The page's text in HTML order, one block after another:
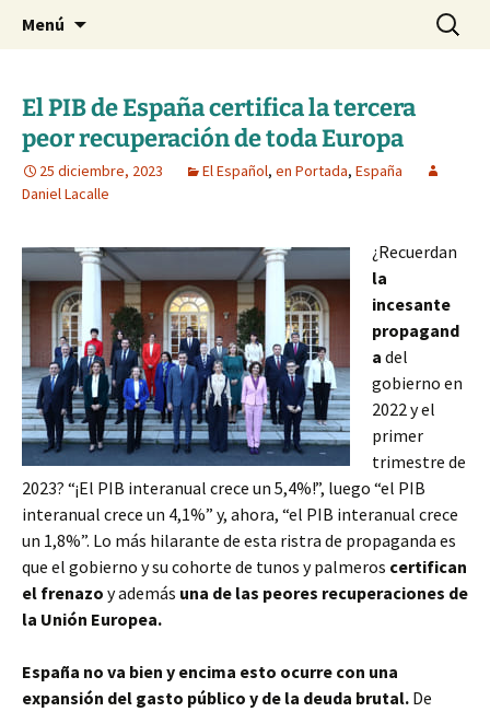
dlacalle.com
Blog de Daniel Lacalle
Menú Buscar:
El PIB de España certifica la tercera
peor recuperación de toda Europa
25 diciembre, 2023 El Español, en Portada, España
Daniel Lacalle
¿Recuerdan
la
incesante
propagand
a del
gobierno en
2022 y el
primer
trimestre de
2023? “¡El PIB interanual crece un 5,4%!”, luego “el PIB
interanual crece un 4,1%” y, ahora, “el PIB interanual crece
un 1,8%”. Lo más hilarante de esta ristra de propaganda es
que el gobierno y su cohorte de tunos y palmeros certifican
el frenazo y además una de las peores recuperaciones de
la Unión Europea.
España no va bien y encima esto ocurre con una
expansión del gasto público y de la deuda brutal. De